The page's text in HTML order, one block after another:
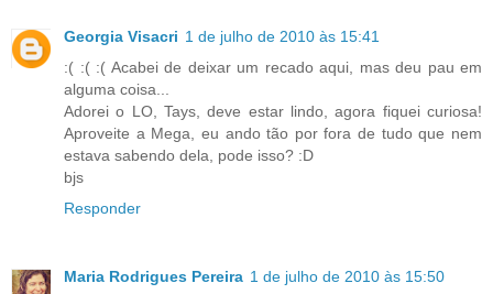
Georgia Visacri 1 de julho de 2010 às 15:41
:( :( :( Acabei de deixar um recado aqui, mas deu pau em
alguma coisa...
Adorei o LO, Tays, deve estar lindo, agora fiquei curiosa!
Aproveite a Mega, eu ando tão por fora de tudo que nem
estava sabendo dela, pode isso? :D
bjs
Responder
Maria Rodrigues Pereira 1 de julho de 2010 às 15:50